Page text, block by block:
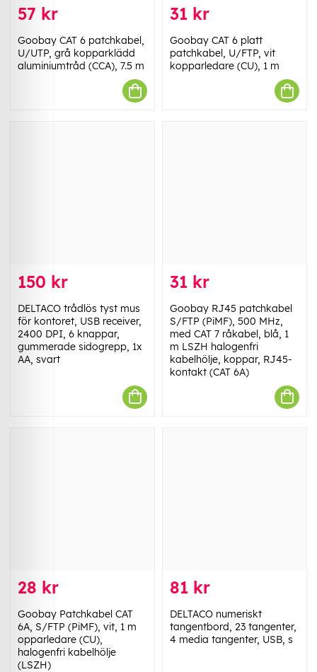
57 kr
Goobay CAT 6 patchkabel,
U/UTP, grå kopparklädd
aluminiumtråd (CCA), 7.5 m
31 kr
Goobay CAT 6 platt
patchkabel, U/FTP, vit
kopparledare (CU), 1 m
150 kr
DELTACO trådlös tyst mus
för kontoret, USB receiver,
2400 DPI, 6 knappar,
gummerade sidogrepp, 1x
AA, svart
31 kr
Goobay RJ45 patchkabel
S/FTP (PiMF), 500 MHz,
med CAT 7 råkabel, blå, 1
m LSZH halogenfri
kabelhölje, koppar, RJ45-
kontakt (CAT 6A)
28 kr
Goobay Patchkabel CAT
6A, S/FTP (PiMF), vit, 1 m
opparledare (CU),
halogenfri kabelhölje
(LSZH)
81 kr
DELTACO numeriskt
tangentbord, 23 tangenter,
4 media tangenter, USB, s